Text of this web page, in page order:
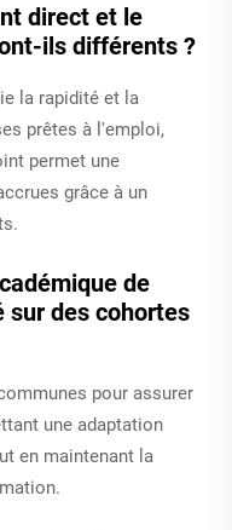
direct et le
ils différents ?
la rapidité et la
prêtes à l'emploi,
permet une
grâce à un
de
sur des cohortes
pour assurer
une adaptation
en maintenant la